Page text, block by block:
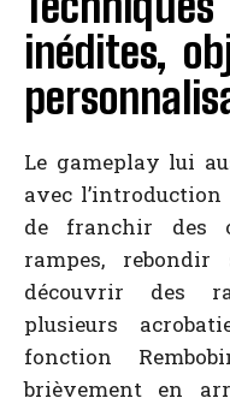
inédites,
Le gameplay lui
avec
de franchir des
rampes,
découvrir des
plusieurs
fonction
brièvement en